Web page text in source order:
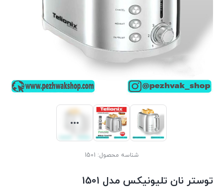
شناسه محصول: 1501
توستر نان تلیونیکس مدل 1501